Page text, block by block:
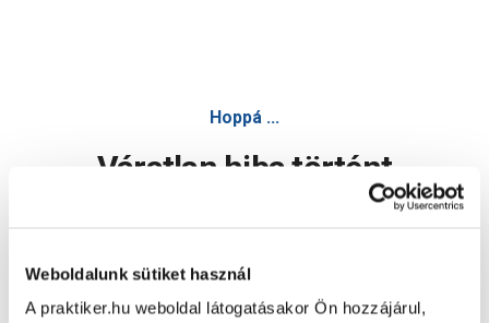
Weboldalunk sütiket használ
A praktiker.hu weboldal látogatásakor Ön hozzájárul,
Hoppá ...
Váratlan hiba történt
Oldal újratöltése